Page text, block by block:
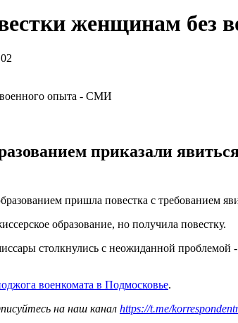
женщинам без
приказали
пришла повестка с требованием
образование, но получила повестку.
столкнулись с неожиданной проблемой -
военкомата в Подмосковье.
на наш канал https://t.me/